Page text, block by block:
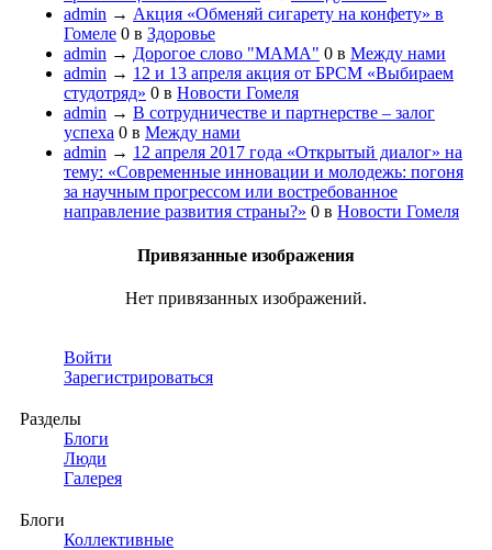
admin → Акция «Обменяй сигарету на конфету» в
Гомеле 0 в Здоровье
admin → Дорогое слово "МАМА" 0 в Между нами
admin → 12 и 13 апреля акция от БРСМ «Выбираем
студотряд» 0 в Новости Гомеля
admin → В сотрудничестве и партнерстве – залог
успеха 0 в Между нами
admin → 12 апреля 2017 года «Открытый диалог» на
тему: «Современные инновации и молодежь: погоня
за научным прогрессом или востребованное
направление развития страны?» 0 в Новости Гомеля
Привязанные изображения
Нет привязанных изображений.
Войти
Зарегистрироваться
Разделы
Блоги
Люди
Галерея
Блоги
Коллективные